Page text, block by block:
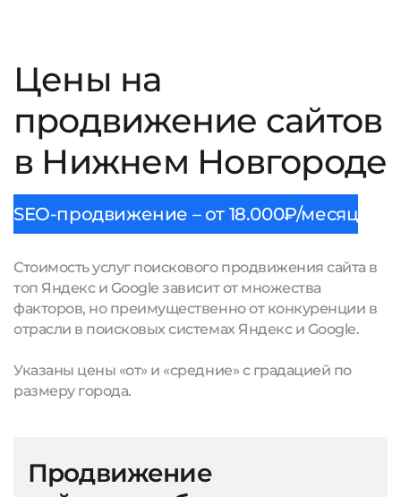
Цены на
продвижение сайтов
в Нижнем Новгороде
SEO-продвижение – от 18.000₽/месяц
Стоимость услуг поискового продвижения сайта в
топ Яндекс и Google зависит от множества
факторов, но преимущественно от конкуренции в
отрасли в поисковых системах Яндекс и Google.
Указаны цены «от» и «средние» с градацией по
размеру города.
Продвижение